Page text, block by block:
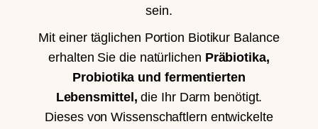
sein.
Mit einer täglichen Portion Biotikur Balance
erhalten Sie die natürlichen Präbiotika,
Probiotika und fermentierten
Lebensmittel, die Ihr Darm benötigt.
Dieses von Wissenschaftlern entwickelte